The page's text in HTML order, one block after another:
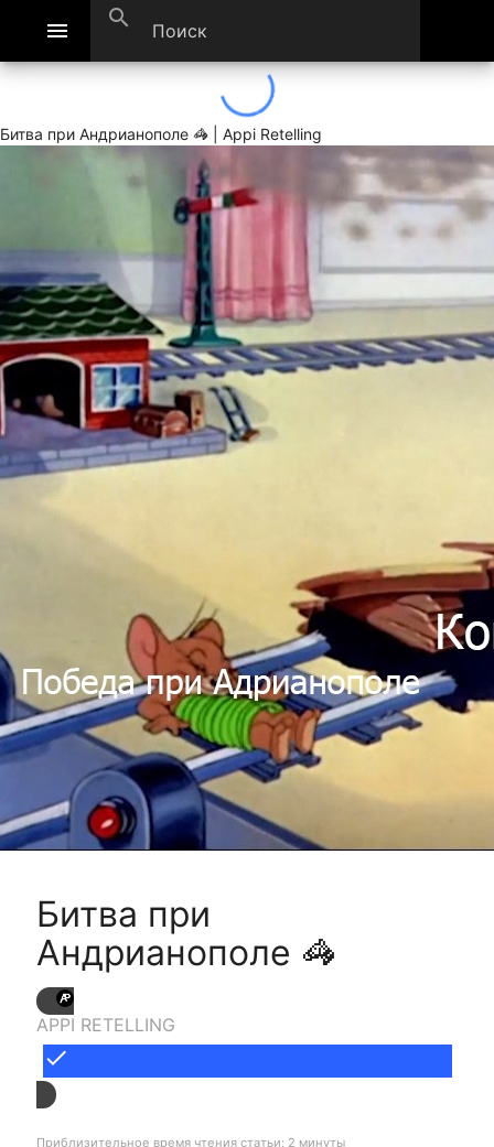
menu search
Битва при Андрианополе 🦓 | Appi Retelling
Битва при
Андрианополе 🦓
APPI RETELLING
done
Приблизительное время чтения статьи: 2 минуты